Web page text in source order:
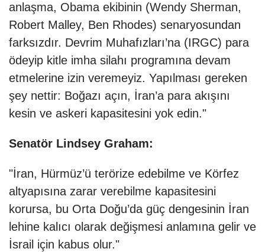
anlaşma, Obama ekibinin (Wendy Sherman,
Robert Malley, Ben Rhodes) senaryosundan
farksızdır. Devrim Muhafızları’na (IRGC) para
ödeyip kitle imha silahı programına devam
etmelerine izin veremeyiz. Yapılması gereken
şey nettir: Boğazı açın, İran’a para akışını
kesin ve askeri kapasitesini yok edin."
Senatör Lindsey Graham:
"İran, Hürmüz’ü terörize edebilme ve Körfez
altyapısına zarar verebilme kapasitesini
korursa, bu Orta Doğu’da güç dengesinin İran
lehine kalıcı olarak değişmesi anlamına gelir ve
İsrail için kabus olur."